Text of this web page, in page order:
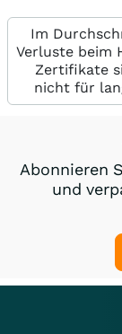
Im
Verluste beim
Zertifikate
nicht für
Abonnieren
und